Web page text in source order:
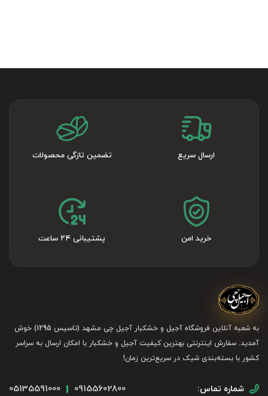
ارسال سریع تضمین تازگی محصولات
خرید امن پشتیبانی ۲۴ ساعت
به شعبه آنلاین فروشگاه آجیل و خشکبار آجیل چی مشهد (تاسیس 1295) خوش
آمدید. سفارش اینترنتی بهترین کیفیت آجیل و خشکبار با امکان ارسال به سراسر
کشور با بسته‌بندی شیک در سریع‌ترین زمان!
شماره تماس: 09155602800
05135591000